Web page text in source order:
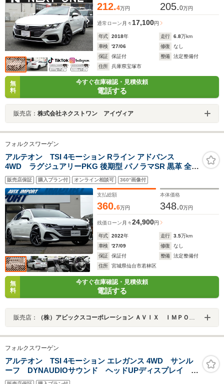
212.4万円 205.0万円
通常ローン 月々 17,100円
年式 2018年 走行 6.8万km
車検
'27/06 修復
なし
保証
保証付 整備
法定整備付
住所
兵庫県宝塚市
無
料
今すぐ在庫確認・見積依頼
電話する
販売店： 株式会社ネクストワン アイヴィア
フォルクスワーゲン
アルテオン TSI 4モーション Rライン アドバンス
4WD ラグジュアリーPKG 後期型 パノラマSR 黒革 全席
シートヒーター 純正ナビ harman/kardon 全周C&パーク
アシスト HUD&オールインセーフティ LEDヘッドライト
液晶メーター キーレスアクセス 純正20AW 禁煙 1オナ
販売店保証 購入プラン付 オンライン相談可 360°画像付
支払総額
360.6万円
本体価格
348.0万円
残価ローン 月々24,900円
年式 2022年 走行 3.5万km
車検
'27/09 修復
なし
保証
保証付 整備
法定整備付
住所
宮城県仙台市若林区
無
料
今すぐ在庫確認・見積依頼
電話する
販売店： （株）アビックスコーポレーション ＡＶＩＸ ＩＭＰＯＲＴ 仙台東インター店
フォルクスワーゲン
アルテオン TSI 4モーション エレガンス 4WD サンル
ーフ DYNAUDIOサウンド ヘッドUPディスプレイ ナ
ビTV 360度カメラ ソナー 電動メモリーシート 電動